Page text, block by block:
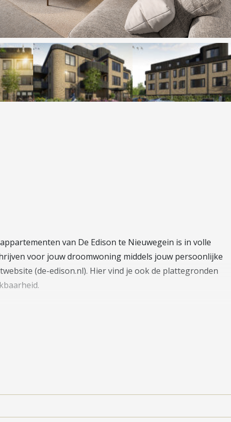
van De Edison te Nieuwegein is in volle
voor jouw droomwoning middels jouw persoonlijke
(de-edison.nl). Hier vind je ook de plattegronden
het nabijgelegen Fort Jutphaas en ligt fraai in een
hier 15 zeer energiezuinige koopappartementen
drie exclusieve penthouses op de
stijlvol zwart hout in zachte ronde vormen.